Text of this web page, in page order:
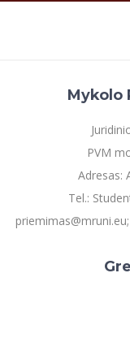
Mykolo
PVM
Adresas:
Tel.: